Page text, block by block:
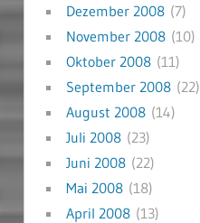
Dezember 2008(7)
November 2008(10)
Oktober 2008(11)
September 2008(22)
August 2008(14)
Juli 2008(23)
Juni 2008(22)
Mai 2008(18)
April 2008(13)